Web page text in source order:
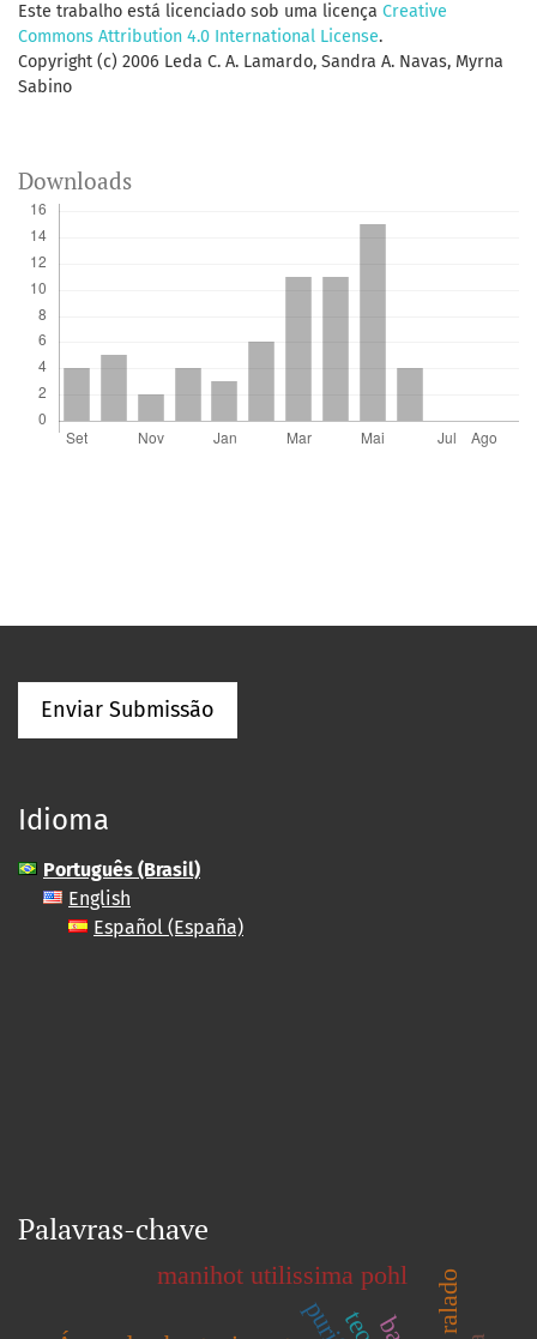
Este trabalho está licenciado sob uma licença Creative
Commons Attribution 4.0 International License.
Copyright (c) 2006 Leda C. A. Lamardo, Sandra A. Navas, Myrna
Sabino
Downloads
Enviar Submissão
Idioma
Português (Brasil)
English
Español (España)
Palavras-chave
manihot utilissima pohl